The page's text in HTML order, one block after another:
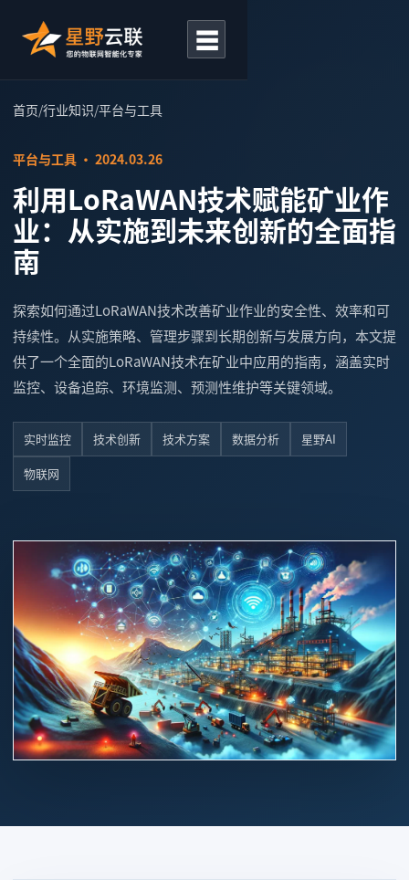
☰
首页/行业知识/平台与工具
平台与工具 · 2024.03.26
利用LoRaWAN技术赋能矿业作
业：从实施到未来创新的全面指
南
探索如何通过LoRaWAN技术改善矿业作业的安全性、效率和可
持续性。从实施策略、管理步骤到长期创新与发展方向，本文提
供了一个全面的LoRaWAN技术在矿业中应用的指南，涵盖实时
监控、设备追踪、环境监测、预测性维护等关键领域。
实时监控 技术创新 技术方案 数据分析
星野AI
物联网